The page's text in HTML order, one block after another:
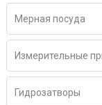
Мерная посуда
Измерительные
Гидрозатворы